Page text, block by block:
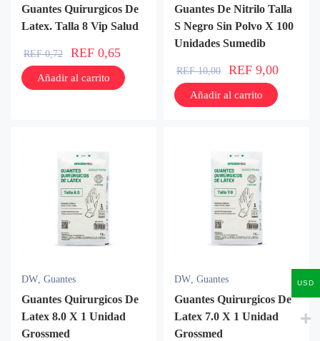
Guantes Quirurgicos De
Latex. Talla 8 Vip Salud
REF0,72 REF 0,65
Añadir al carrito
Guantes De Nitrilo Talla
S Negro Sin Polvo X 100
Unidades Sumedib
REF10,00 REF 9,00
Añadir al carrito
DW, Guantes
Guantes Quirurgicos De
Latex 8.0 X 1 Unidad
Grossmed
DW, Guantes
Guantes Quirurgicos De
Latex 7.0 X 1 Unidad
Grossmed
USD